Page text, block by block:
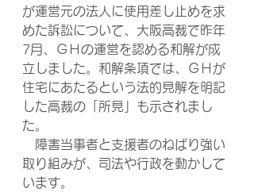
が運営元の法人に使用差し止めを求
めた訴訟について、大阪高裁で昨年
7月、ＧＨの運営を認める和解が成
立しました。和解条項では、ＧＨが
住宅にあたるという法的見解を明記
した高裁の「所見」も示されまし
た。
障害当事者と支援者のねばり強い
取り組みが、司法や行政を動かして
います。